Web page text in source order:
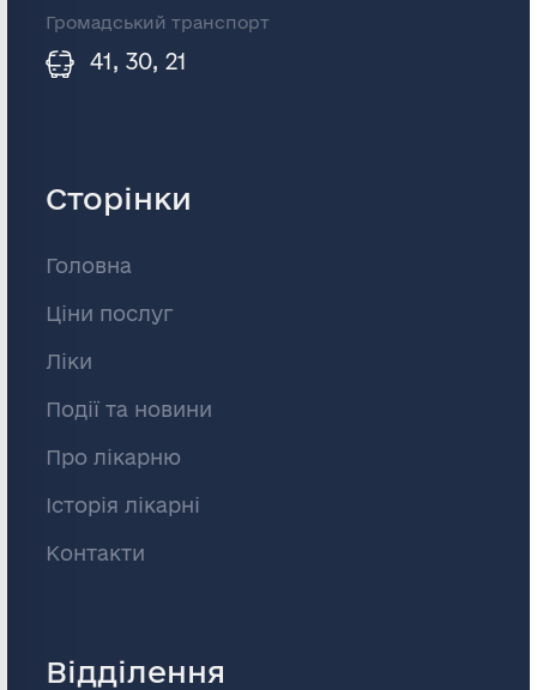
Громадський транспорт
41, 30, 21
Сторінки
Головна
Ціни послуг
Ліки
Події та новини
Про лікарню
Історія лікарні
Контакти
Відділення